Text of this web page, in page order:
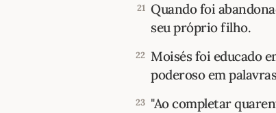
21 Quando foi
seu próprio filho.
22 Moisés foi educado
poderoso em
23 "Ao completar